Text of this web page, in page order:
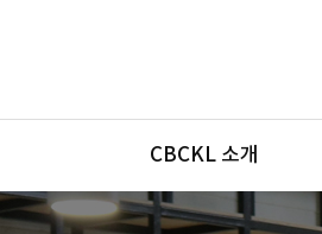
메뉴
CBCKL 소개